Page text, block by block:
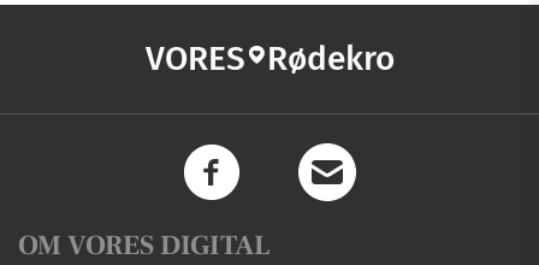
VORES Rødekro
OM VORES DIGITAL